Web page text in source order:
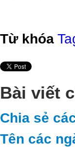
Từ khóa
Bài viết
Chia sẻ
Tên các